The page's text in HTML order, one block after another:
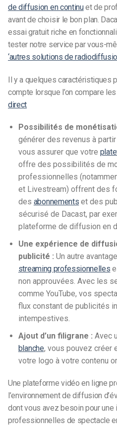
de diffusion en continuet de
avant de choisir le bon plan.
essai gratuit riche en
tester notre service par vous-
‘autres solutions de
Il y a quelques caractéristiques
compte lorsque l’on compare les
direct
Possibilités de
générer des revenus à
vous assurer que votre
offre des possibilités de
professionnelles
et Livestream) offrent des
des abonnements et des
sécurisé de Dacast, par
plateforme de diffusion en
Une expérience de
publicité : Un autre
streaming professionnelles
non approuvées. Avec les
comme YouTube, vos
flux constant de publicités
intempestives.
Ajout d’un filigrane : Avec
blanche, vous pouvez créer
votre logo à votre contenu
Une plateforme vidéo en ligne
l’environnement de diffusion
dont vous avez besoin pour
professionnelles de spectacle